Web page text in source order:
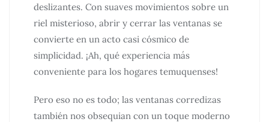
deslizantes. Con suaves movimientos sobre un
riel misterioso, abrir y cerrar las ventanas se
convierte en un acto casi cósmico de
simplicidad. ¡Ah, qué experiencia más
conveniente para los hogares temuquenses!
Pero eso no es todo; las ventanas corredizas
también nos obsequian con un toque moderno